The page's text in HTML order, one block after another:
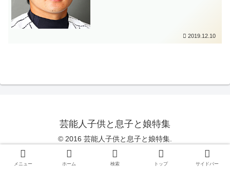
2019.12.10
芸能人子供と息子と娘特集
© 2016 芸能人子供と息子と娘特集.
メニュー ホーム 検索 トップ サイドバー
Copy Protected by Chetan WP-Copyprotect